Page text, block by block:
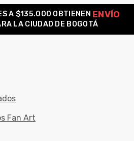
A $135.000 OBTIENEN ENVÍO
LA CIUDAD DE BOGOTÁ
SEARCH
Fan Art